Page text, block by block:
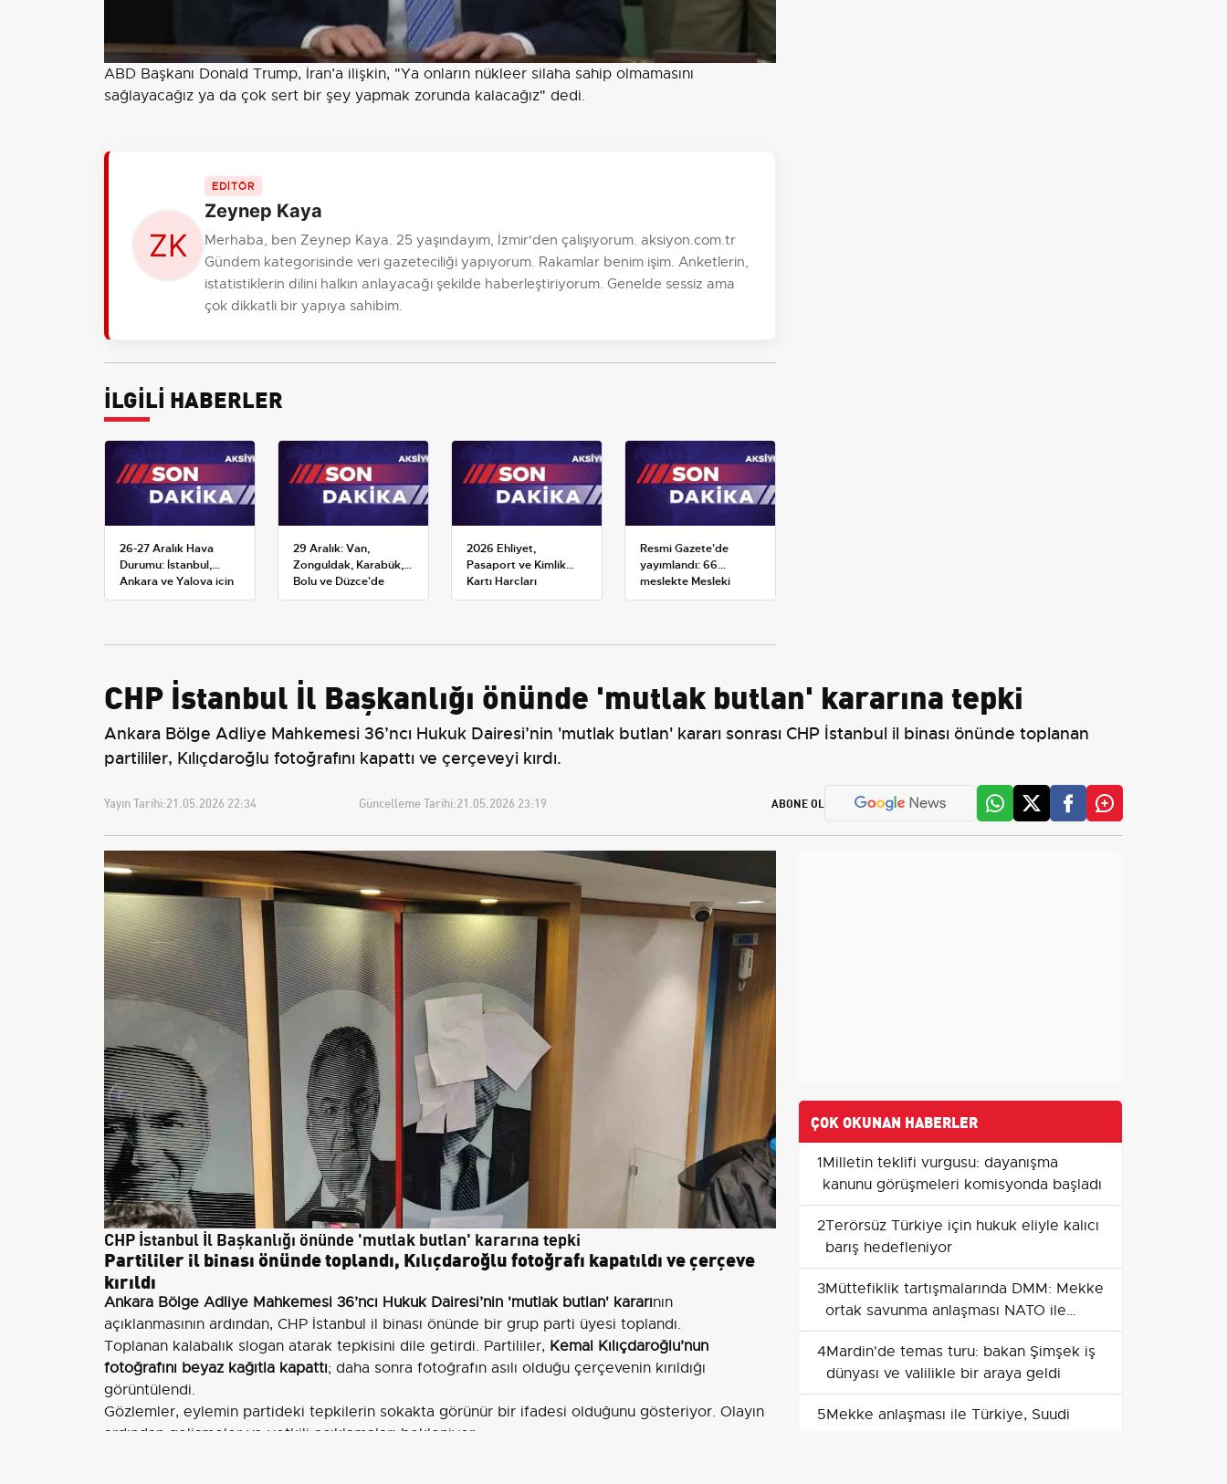
ABD Başkanı Donald Trump, İran’a ilişkin, "Ya onların nükleer silaha sahip olmamasını
sağlayacağız ya da çok sert bir şey yapmak zorunda kalacağız" dedi.
EDİTÖR
Zeynep Kaya
Merhaba, ben Zeynep Kaya. 25 yaşındayım, İzmir'den çalışıyorum. aksiyon.com.tr
Gündem kategorisinde veri gazeteciliği yapıyorum. Rakamlar benim işim. Anketlerin,
istatistiklerin dilini halkın anlayacağı şekilde haberleştiriyorum. Genelde sessiz ama
çok dikkatli bir yapıya sahibim.
İLGİLİ HABERLER
26-27 Aralık Hava
Durumu: İstanbul,
Ankara ve Yalova için
Kar Tahminleri
29 Aralık: Van,
Zonguldak, Karabük,
Bolu ve Düzce'de
okullar tatil —
2026 Ehliyet,
Pasaport ve Kimlik
Kartı Harçları
Resmileşti: Yeni
Resmi Gazete'de
yayımlandı: 66
meslekte Mesleki
Yeterlilik Belgesi
CHP İstanbul İl Başkanlığı önünde 'mutlak butlan' kararına tepki
Ankara Bölge Adliye Mahkemesi 36’ncı Hukuk Dairesi’nin 'mutlak butlan' kararı sonrası CHP İstanbul il binası önünde toplanan
partililer, Kılıçdaroğlu fotoğrafını kapattı ve çerçeveyi kırdı.
Yayın Tarihi:21.05.2026 22:34 Güncelleme Tarihi:21.05.2026 23:19 ABONE OL
CHP İstanbul İl Başkanlığı önünde 'mutlak butlan' kararına tepki
Partililer il binası önünde toplandı, Kılıçdaroğlu fotoğrafı kapatıldı ve çerçeve
kırıldı
Ankara Bölge Adliye Mahkemesi 36’ncı Hukuk Dairesi’nin 'mutlak butlan' kararının
açıklanmasının ardından, CHP İstanbul il binası önünde bir grup parti üyesi toplandı.
Toplanan kalabalık slogan atarak tepkisini dile getirdi. Partililer, Kemal Kılıçdaroğlu’nun
fotoğrafını beyaz kağıtla kapattı; daha sonra fotoğrafın asılı olduğu çerçevenin kırıldığı
görüntülendi.
Gözlemler, eylemin partideki tepkilerin sokakta görünür bir ifadesi olduğunu gösteriyor. Olayın
ardından gelişmeler ve yetkili açıklamaları bekleniyor.
ÇOK OKUNAN HABERLER
1Milletin teklifi vurgusu: dayanışma
kanunu görüşmeleri komisyonda başladı
2Terörsüz Türkiye için hukuk eliyle kalıcı
barış hedefleniyor
3Müttefiklik tartışmalarında DMM: Mekke
ortak savunma anlaşması NATO ile
çelişmiyor
4Mardin'de temas turu: bakan Şimşek iş
dünyası ve valilikle bir araya geldi
5Mekke anlaşması ile Türkiye, Suudi